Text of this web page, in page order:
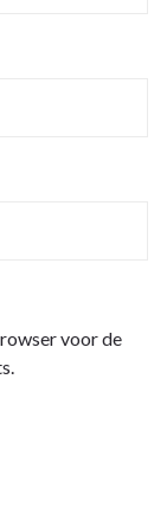
voor de